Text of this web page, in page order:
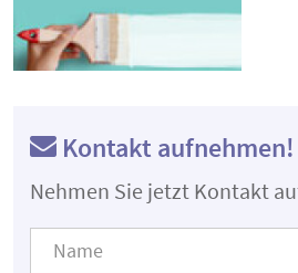
Kontakt aufnehmen!
Nehmen Sie jetzt Kontakt